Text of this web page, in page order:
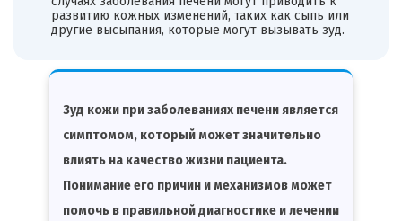
развитию кожных изменений, таких как сыпь или
другие высыпания, которые могут вызывать зуд.
Зуд кожи при заболеваниях печени является
симптомом, который может значительно
влиять на качество жизни пациента.
Понимание его причин и механизмов может
помочь в правильной диагностике и лечении